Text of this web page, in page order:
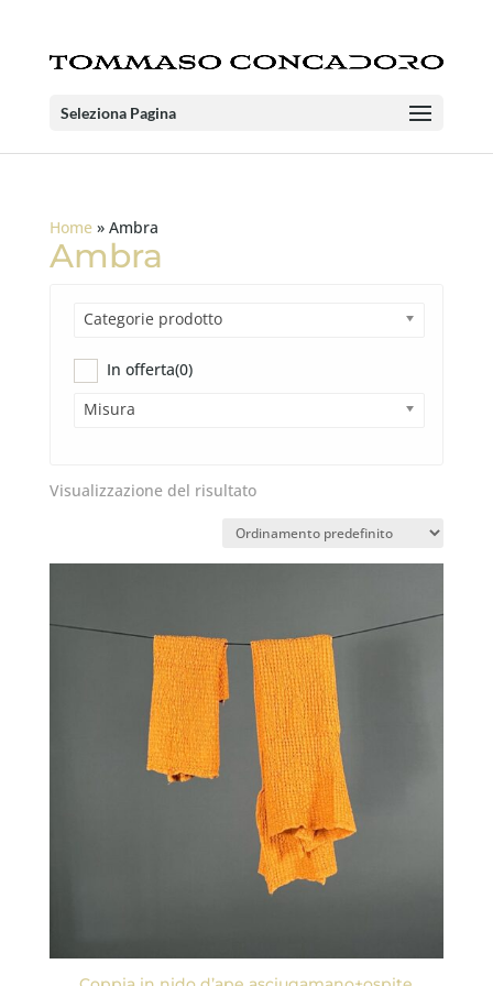
Seleziona Pagina
Home» Ambra
Ambra
Categorie prodotto
In offerta(0)
Misura
Visualizzazione del risultato